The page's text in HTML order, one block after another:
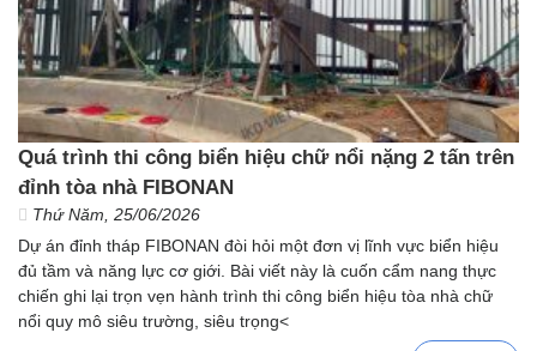
Quá trình thi công biển hiệu chữ nổi nặng 2 tấn trên
đỉnh tòa nhà FIBONAN
Thứ Năm, 25/06/2026
Dự án đỉnh tháp FIBONAN đòi hỏi một đơn vị lĩnh vực biển hiệu
đủ tầm và năng lực cơ giới. Bài viết này là cuốn cẩm nang thực
chiến ghi lại trọn vẹn hành trình thi công biển hiệu tòa nhà chữ
nổi quy mô siêu trường, siêu trọng<